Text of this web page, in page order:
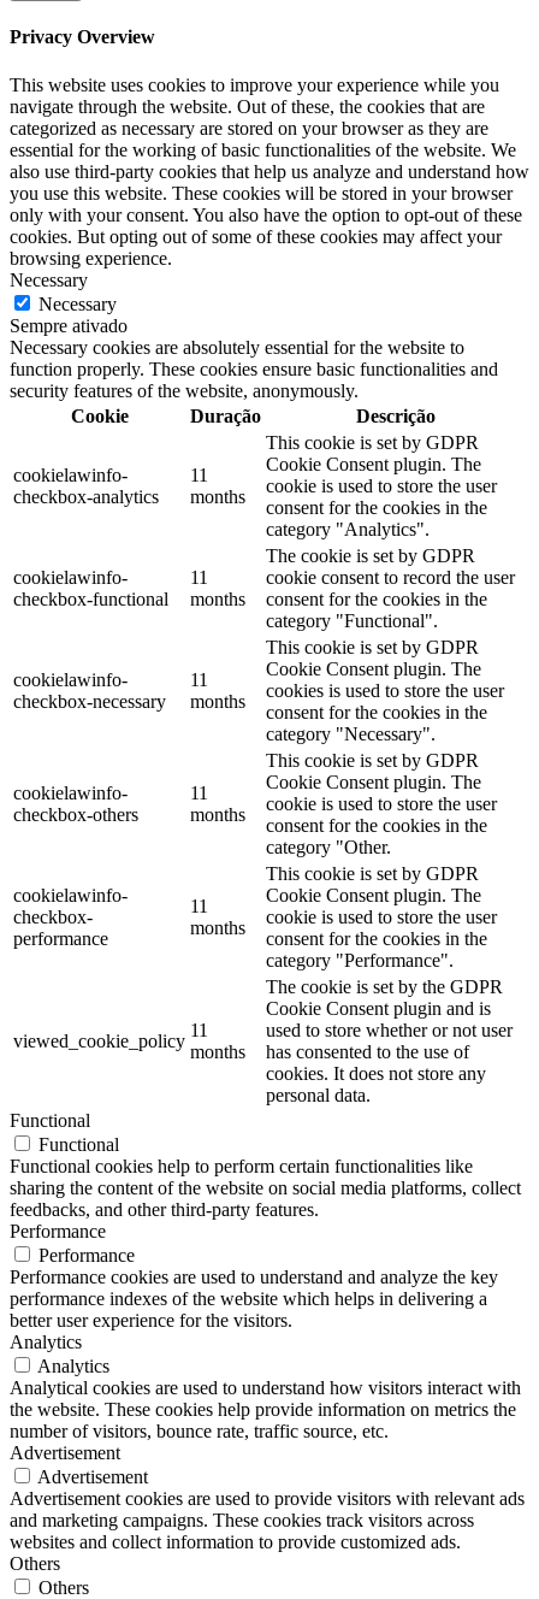
Privacy Overview
This website uses cookies to improve your experience while you
navigate through the website. Out of these, the cookies that are
categorized as necessary are stored on your browser as they are
essential for the working of basic functionalities of the website. We
also use third-party cookies that help us analyze and understand how
you use this website. These cookies will be stored in your browser
only with your consent. You also have the option to opt-out of these
cookies. But opting out of some of these cookies may affect your
browsing experience.
Necessary
Necessary
Sempre ativado
Necessary cookies are absolutely essential for the website to
function properly. These cookies ensure basic functionalities and
security features of the website, anonymously.
Cookie
Duração Descrição
cookielawinfo-
checkbox-analytics
11
months
This cookie is set by GDPR
Cookie Consent plugin. The
cookie is used to store the user
consent for the cookies in the
category "Analytics".
cookielawinfo-
checkbox-functional
11
months
The cookie is set by GDPR
cookie consent to record the user
consent for the cookies in the
category "Functional".
cookielawinfo-
checkbox-necessary
11
months
This cookie is set by GDPR
Cookie Consent plugin. The
cookies is used to store the user
consent for the cookies in the
category "Necessary".
cookielawinfo-
checkbox-others
11
months
This cookie is set by GDPR
Cookie Consent plugin. The
cookie is used to store the user
consent for the cookies in the
category "Other.
cookielawinfo-
checkbox-
performance
11
months
This cookie is set by GDPR
Cookie Consent plugin. The
cookie is used to store the user
consent for the cookies in the
category "Performance".
viewed_cookie_policy
11
months
The cookie is set by the GDPR
Cookie Consent plugin and is
used to store whether or not user
has consented to the use of
cookies. It does not store any
personal data.
Functional
Functional
Functional cookies help to perform certain functionalities like
sharing the content of the website on social media platforms, collect
feedbacks, and other third-party features.
Performance
Performance
Performance cookies are used to understand and analyze the key
performance indexes of the website which helps in delivering a
better user experience for the visitors.
Analytics
Analytics
Analytical cookies are used to understand how visitors interact with
the website. These cookies help provide information on metrics the
number of visitors, bounce rate, traffic source, etc.
Advertisement
Advertisement
Advertisement cookies are used to provide visitors with relevant ads
and marketing campaigns. These cookies track visitors across
websites and collect information to provide customized ads.
Others
Others